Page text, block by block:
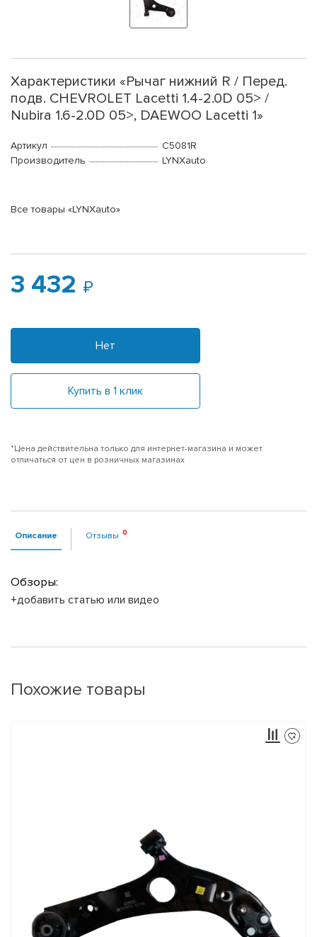
Характеристики «Рычаг нижний R / Перед.
подв. CHEVROLET Lacetti 1.4-2.0D 05> /
Nubira 1.6-2.0D 05>, DAEWOO Lacetti 1»
Артикул
C5081R
Производитель
LYNXauto
Все товары «LYNXauto»
3 432
Нет
Купить в 1 клик
*Цена действительна только для интернет-магазина и может
отличаться от цен в розничных магазинах
Описание Отзывы
Обзоры:
+добавить статью или видео
Похожие товары